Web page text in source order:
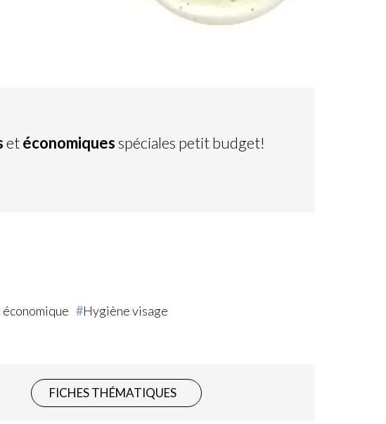
etéconomiquesspéciales petit budget!
Hygiène visage
FICHES THÉMATIQUES